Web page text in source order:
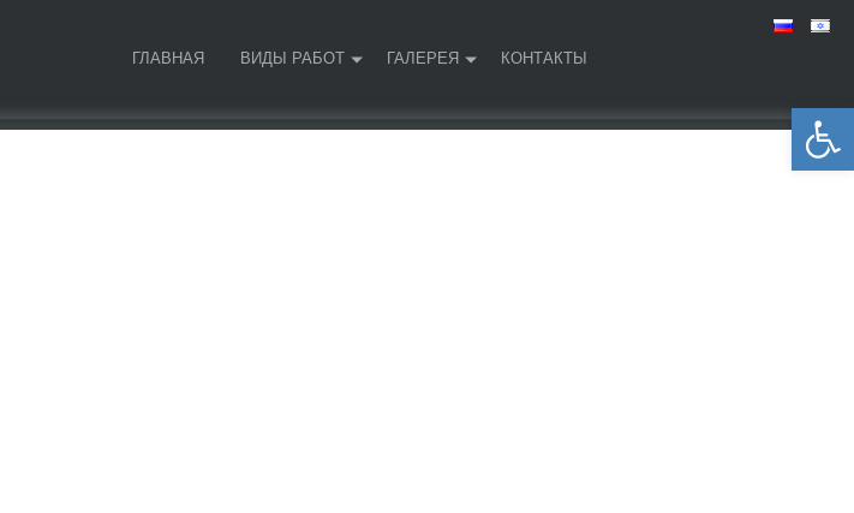
Открыть панель инструментов
ГЛАВНАЯ ВИДЫ РАБОТ ГАЛЕРЕЯ КОНТАКТЫ